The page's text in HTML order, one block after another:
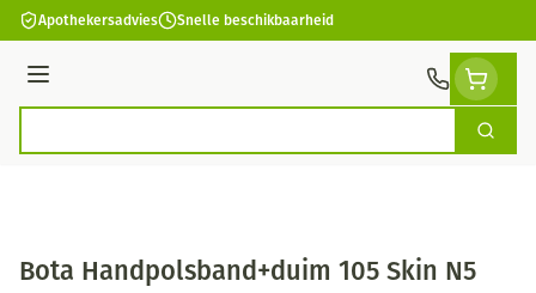
Ga naar de inhoud
Apothekersadvies Snelle beschikbaarheid
Menu
Zoek
Bota Handpolsband+duim 105 Skin N5